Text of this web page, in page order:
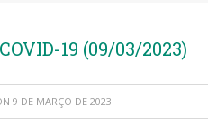
19 (09/03/2023)
9 DE MARÇO DE 2023